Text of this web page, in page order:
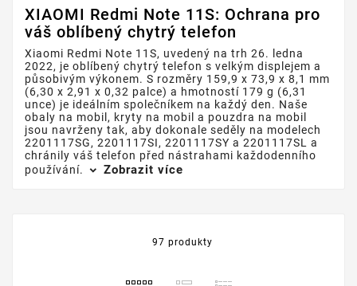
XIAOMI Redmi Note 11S: Ochrana pro
váš oblíbený chytrý telefon
Xiaomi Redmi Note 11S, uvedený na trh 26. ledna
2022, je oblíbený chytrý telefon s velkým displejem a
působivým výkonem. S rozměry 159,9 x 73,9 x 8,1 mm
(6,30 x 2,91 x 0,32 palce) a hmotností 179 g (6,31
unce) je ideálním společníkem na každý den. Naše
obaly na mobil, kryty na mobil a pouzdra na mobil
jsou navrženy tak, aby dokonale seděly na modelech
2201117SG, 2201117SI, 2201117SY a 2201117SL a
chránily váš telefon před nástrahami každodenního
používání.
Zobrazit více
97 produkty